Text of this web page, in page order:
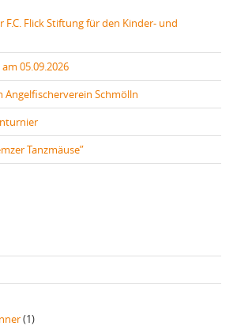
F.C. Flick Stiftung für den Kinder- und
05.09.2026
Angelfischerverein Schmölln
Tanzmäuse”
(1)